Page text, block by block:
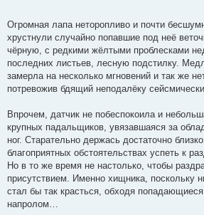
Огромная лапа неторопливо и почти
хрустнули случайно попавшие под неё
чёрную, с редкими жёлтыми проблесками
последних листьев, лесную подстилку.
замерла на несколько мгновений и так же
потревожив бдящий неподалёку
Впрочем, датчик не побеспокоила и
крупных падальщиков, увязавшаяся за
ног. Старательно держась достаточно
благоприятных обстоятельствах успеть к
Но в то же время не настолько, чтобы
присутствием. Именно хищника, поскольку
стал бы так красться, обходя
напролом…